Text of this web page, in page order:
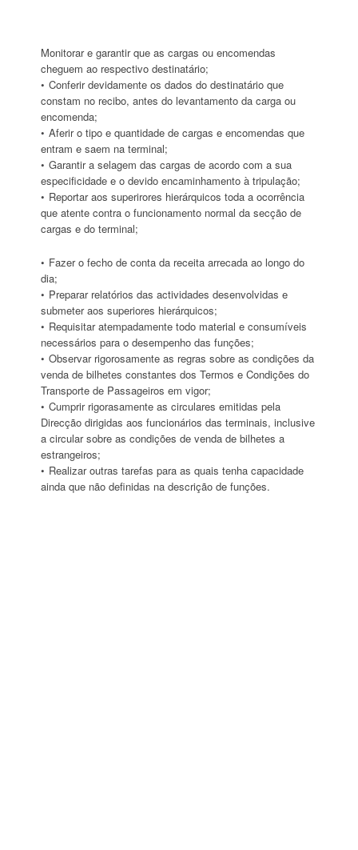
Monitorar e garantir que as cargas ou encomendas
cheguem ao respectivo destinatário;
Conferir devidamente os dados do destinatário que
constam no recibo, antes do levantamento da carga ou
encomenda;
Aferir o tipo e quantidade de cargas e encomendas que
entram e saem na terminal;
Garantir a selagem das cargas de acordo com a sua
especificidade e o devido encaminhamento à tripulação;
Reportar aos superirores hierárquicos toda a ocorrência
que atente contra o funcionamento normal da secção de
cargas e do terminal;
Fazer o fecho de conta da receita arrecada ao longo do
dia;
Preparar relatórios das actividades desenvolvidas e
submeter aos superiores hierárquicos;
Requisitar atempadamente todo material e consumíveis
necessários para o desempenho das funções;
Observar rigorosamente as regras sobre as condições da
venda de bilhetes constantes dos Termos e Condições do
Transporte de Passageiros em vigor;
Cumprir rigorasamente as circulares emitidas pela
Direcção dirigidas aos funcionários das terminais, inclusive
a circular sobre as condições de venda de bilhetes a
estrangeiros;
Realizar outras tarefas para as quais tenha capacidade
ainda que não definidas na descrição de funções.